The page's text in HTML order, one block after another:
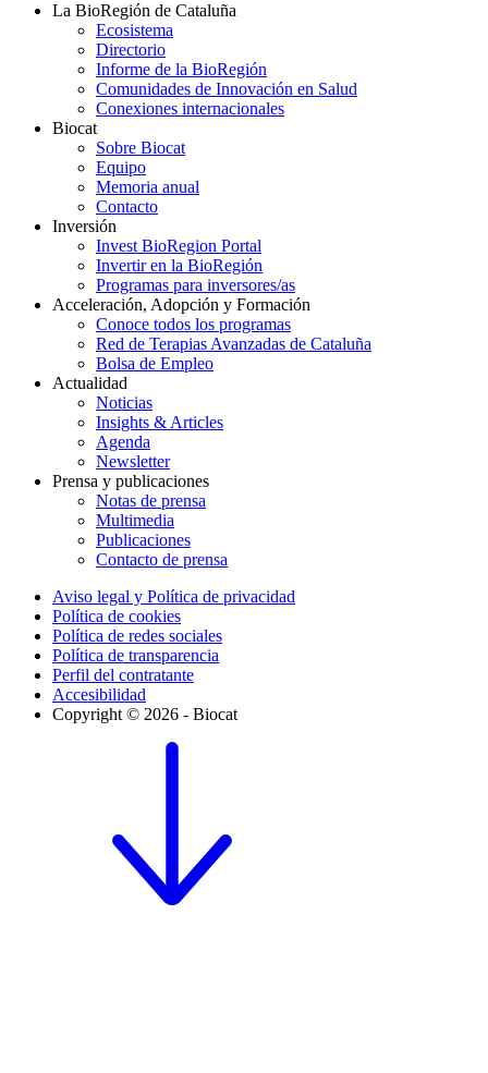
La BioRegión de Cataluña
Ecosistema
Directorio
Informe de la BioRegión
Comunidades de Innovación en Salud
Conexiones internacionales
Biocat
Sobre Biocat
Equipo
Memoria anual
Contacto
Inversión
Invest BioRegion Portal
Invertir en la BioRegión
Programas para inversores/as
Acceleración, Adopción y Formación
Conoce todos los programas
Red de Terapias Avanzadas de Cataluña
Bolsa de Empleo
Actualidad
Noticias
Insights & Articles
Agenda
Newsletter
Prensa y publicaciones
Notas de prensa
Multimedia
Publicaciones
Contacto de prensa
Aviso legal y Política de privacidad
Política de cookies
Política de redes sociales
Política de transparencia
Perfil del contratante
Accesibilidad
Copyright © 2026 - Biocat